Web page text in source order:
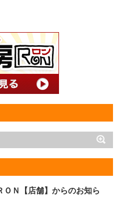
ＯＮ【店舗】からのお知ら